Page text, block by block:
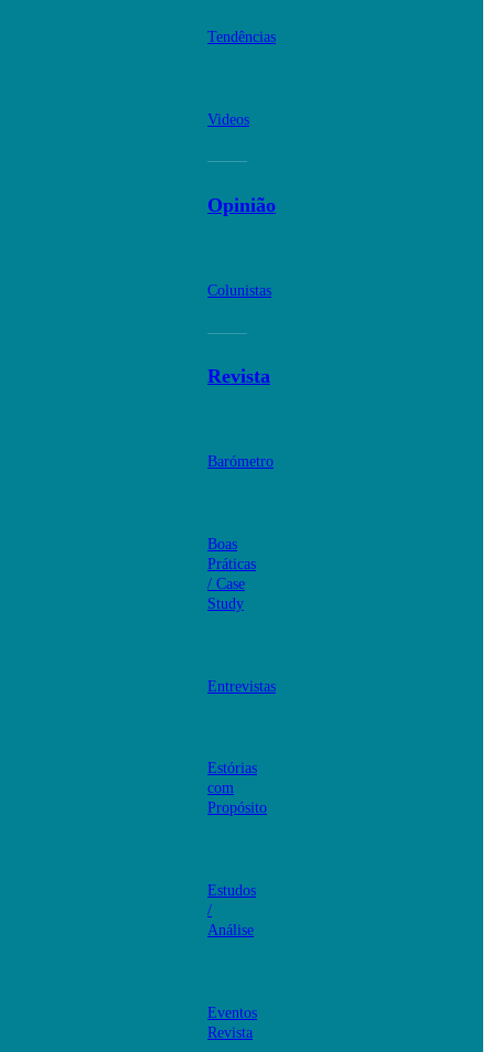
Tendências
Videos
Opinião
Colunistas
Revista
Barómetro
Boas
Práticas
/ Case
Study
Entrevistas
Estórias
com
Propósito
Estudos
/
Análise
Eventos
Revista